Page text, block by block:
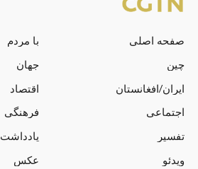
صفحه اصلی
با مردم
چین
جهان
ایران/افغانستان
اقتصاد
اجتماعی
فرهنگی
تفسیر
یادداشت
ویدئو
عکس